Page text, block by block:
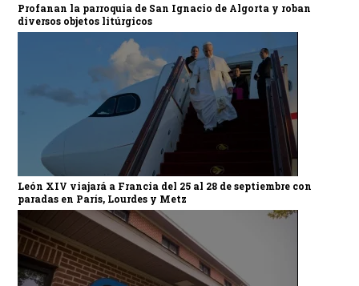
Profanan la parroquia de San Ignacio de Algorta y roban
diversos objetos litúrgicos
León XIV viajará a Francia del 25 al 28 de septiembre con
paradas en París, Lourdes y Metz